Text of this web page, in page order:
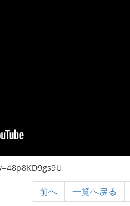
前へ 一覧へ戻る